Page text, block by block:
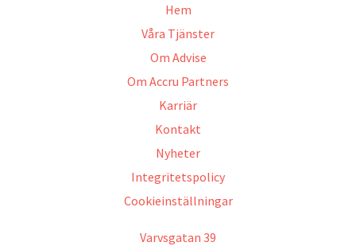
Hem
Våra Tjänster
Om Advise
Om Accru Partners
Karriär
Kontakt
Nyheter
Integritetspolicy
Cookieinställningar
Varvsgatan 39